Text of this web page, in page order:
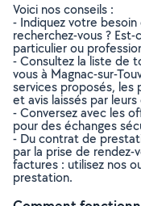
Voici nos conseils :
- Indiquez votre
recherchez-vous ?
particulier ou
- Consultez la liste de
vous à Magnac-sur-
services proposés, les
et avis laissés par
- Conversez avec les
pour des échanges
- Du contrat de
par la prise de rendez-
factures : utilisez nos
prestation.